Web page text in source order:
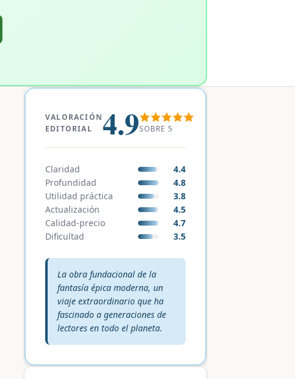
VALORACIÓN
EDITORIAL
4.9SOBRE 5
Claridad
4.4
Profundidad
4.8
Utilidad práctica
3.8
Actualización
4.5
Calidad-precio
4.7
Dificultad
3.5
Veredicto editorial:
La obra fundacional de la
fantasía épica moderna, un
viaje extraordinario que ha
fascinado a generaciones de
lectores en todo el planeta.